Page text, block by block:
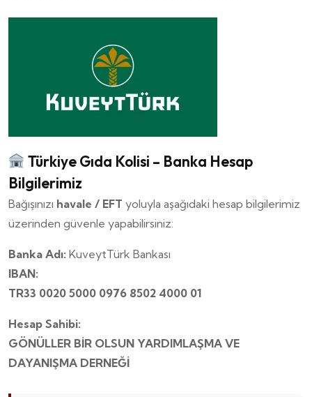
Türkiye Gıda Kolisi – Banka Hesap
Bilgilerimiz
Bağışınızı havale / EFT yoluyla aşağıdaki hesap bilgilerimiz
üzerinden güvenle yapabilirsiniz:
Banka Adı: KuveytTürk Bankası
IBAN:
TR33 0020 5000 0976 8502 4000 01
Hesap Sahibi:
GÖNÜLLER BİR OLSUN YARDIMLAŞMA VE
DAYANIŞMA DERNEĞİ